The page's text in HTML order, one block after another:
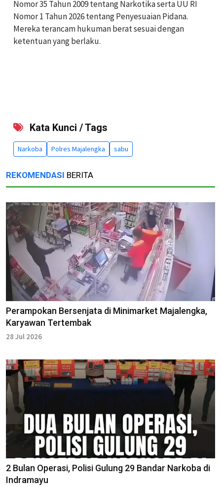
Nomor 35 Tahun 2009 tentang Narkotika serta UU RI
Nomor 1 Tahun 2026 tentang Penyesuaian Pidana.
Mereka terancam hukuman berat sesuai dengan
ketentuan yang berlaku.
Kata Kunci / Tags
Narkoba Polres Majalengka sabu
REKOMENDASI BERITA
Perampokan Bersenjata di Minimarket Majalengka,
Karyawan Tertembak
28 Jul 2026
2 Bulan Operasi, Polisi Gulung 29 Bandar Narkoba di
Indramayu